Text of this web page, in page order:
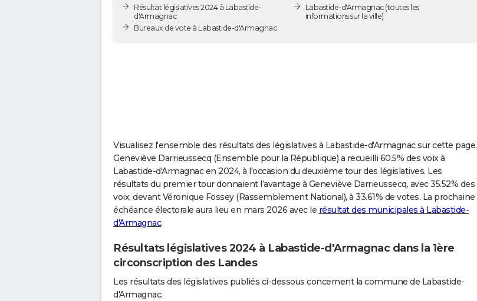
Résultat législatives 2024 à Labastide-
d'Armagnac
Bureaux de vote à Labastide-d'Armagnac
Labastide-d'Armagnac(toutes les
informations sur la ville)
Visualisez l'ensemble des résultats des législatives à Labastide-d'Armagnac sur cette page.
Geneviève Darrieussecq (Ensemble pour la République) a recueilli 60.5% des voix à
Labastide-d'Armagnac en 2024, à l'occasion du deuxième tour des législatives. Les
résultats du premier tour donnaient l’avantage à Geneviève Darrieussecq, avec 35.52% des
voix, devant Véronique Fossey (Rassemblement National), à 33.61% de votes. La prochaine
échéance électorale aura lieu en mars 2026 avec le résultat des municipales à Labastide-
d'Armagnac.
Résultats législatives 2024 à Labastide-d'Armagnac dans la 1ère
circonscription des Landes
Les résultats des législatives publiés ci-dessous concernent la commune de Labastide-
d'Armagnac.